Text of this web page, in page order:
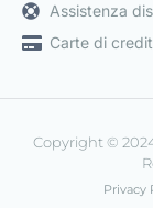
Assistenza
Carte di
Copyright ©
Privacy